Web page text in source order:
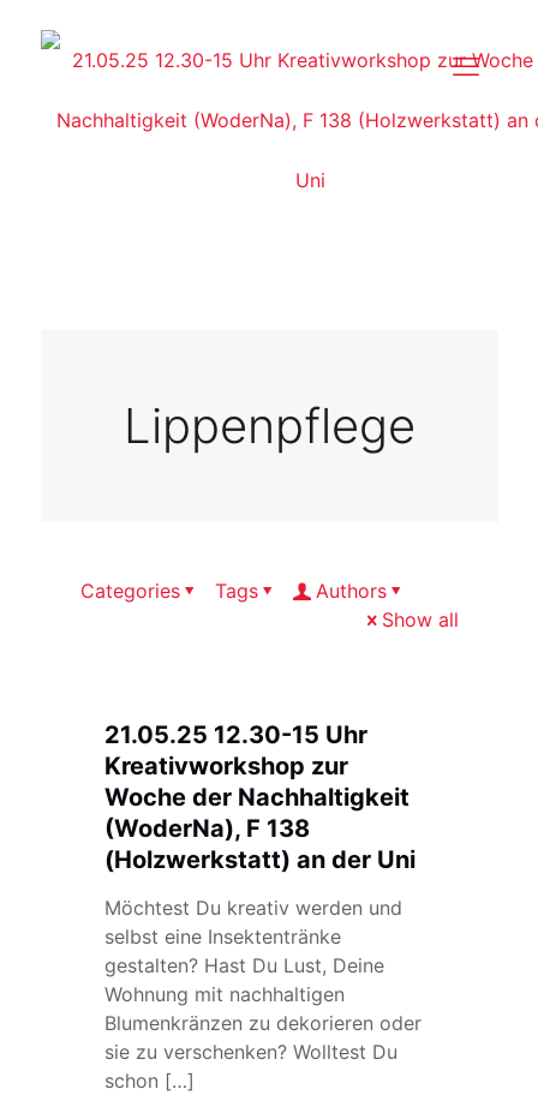
Lippenpflege
Categories Tags
Authors
Show all
21.05.25 12.30-15 Uhr
Kreativworkshop zur
Woche der Nachhaltigkeit
(WoderNa), F 138
(Holzwerkstatt) an der Uni
Möchtest Du kreativ werden und
selbst eine Insektentränke
gestalten? Hast Du Lust, Deine
Wohnung mit nachhaltigen
Blumenkränzen zu dekorieren oder
sie zu verschenken? Wolltest Du
schon […]